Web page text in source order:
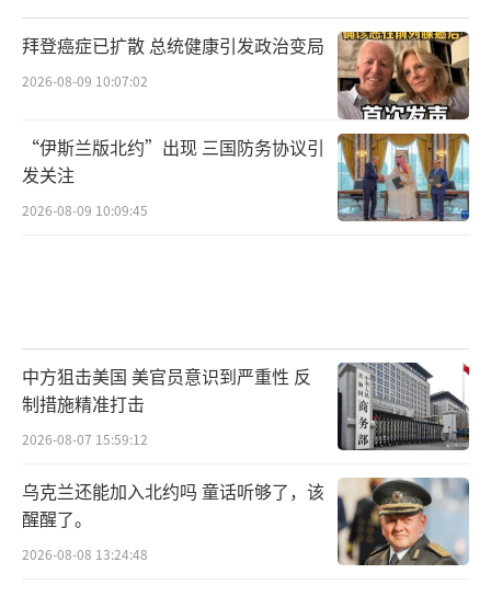
拜登癌症已扩散 总统健康引发政治变局
2026-08-09 10:07:02
“伊斯兰版北约”出现 三国防务协议引
发关注
2026-08-09 10:09:45
中方狙击美国 美官员意识到严重性 反
制措施精准打击
2026-08-07 15:59:12
乌克兰还能加入北约吗 童话听够了，该
醒醒了。
2026-08-08 13:24:48